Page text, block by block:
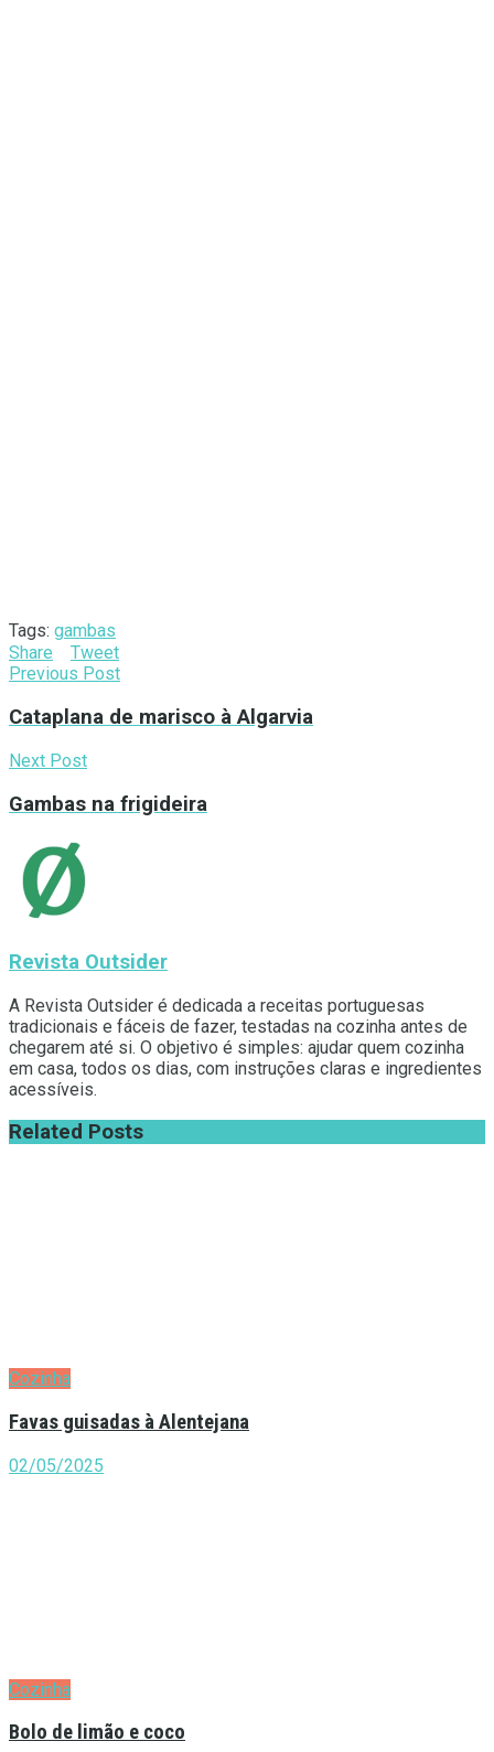
Tags: gambas
Share
Tweet
Previous Post
Cataplana de marisco à Algarvia
Next Post
Gambas na frigideira
Revista Outsider
A Revista Outsider é dedicada a receitas portuguesas
tradicionais e fáceis de fazer, testadas na cozinha antes de
chegarem até si. O objetivo é simples: ajudar quem cozinha
em casa, todos os dias, com instruções claras e ingredientes
acessíveis.
Related Posts
Cozinha
Favas guisadas à Alentejana
02/05/2025
Cozinha
Bolo de limão e coco